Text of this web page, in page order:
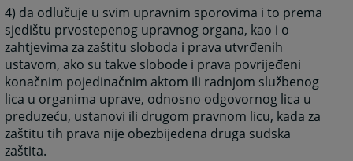
4) da odlučuje u svim upravnim sporovima i to prema
sjedištu prvostepenog upravnog organa, kao i o
zahtjevima za zaštitu sloboda i prava utvrđenih
ustavom, ako su takve slobode i prava povrijeđeni
konačnim pojedinačnim aktom ili radnjom službenog
lica u organima uprave, odnosno odgovornog lica u
preduzeću, ustanovi ili drugom pravnom licu, kada za
zaštitu tih prava nije obezbijeđena druga sudska
zaštita.